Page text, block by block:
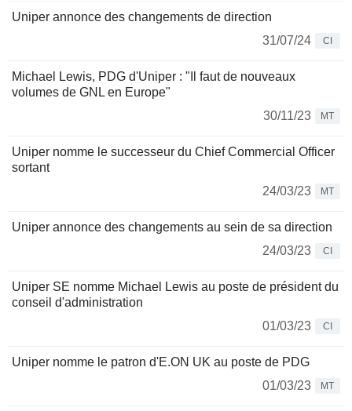
Uniper annonce des changements de direction
31/07/24
CI
Michael Lewis, PDG d'Uniper : "Il faut de nouveaux
volumes de GNL en Europe"
30/11/23
MT
Uniper nomme le successeur du Chief Commercial Officer
sortant
24/03/23
MT
Uniper annonce des changements au sein de sa direction
24/03/23
CI
Uniper SE nomme Michael Lewis au poste de président du
conseil d'administration
01/03/23
CI
Uniper nomme le patron d'E.ON UK au poste de PDG
01/03/23
MT